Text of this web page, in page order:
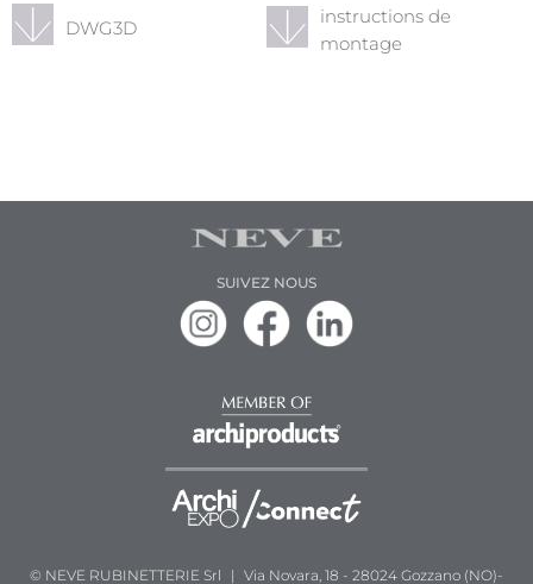
DWG3D
instructions de
montage
SUIVEZ NOUS
© NEVE RUBINETTERIE Srl | Via Novara, 18 - 28024 Gozzano (NO)-